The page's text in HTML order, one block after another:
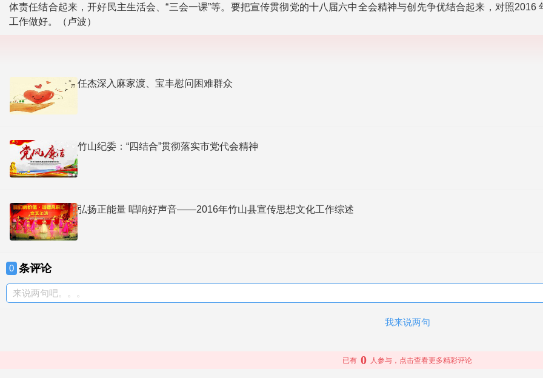
体责任结合起来，开好民主生活会、“三会一课”等。要把宣传贯彻党的十八届六中全会精神与创先争优结合起来，对照
工作做好。（卢波）
任杰深入麻家渡、宝丰慰问困难群众
竹山纪委：“四结合”贯彻落实市党代会精神
弘扬正能量 唱响好声音——2016年竹山县宣传思想文化工作综述
0 条评论
来说两句吧。。。
我来说两句
已有 0 人参与，点击查看更多精彩评论